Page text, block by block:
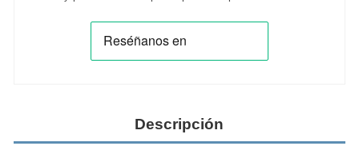
Descripción